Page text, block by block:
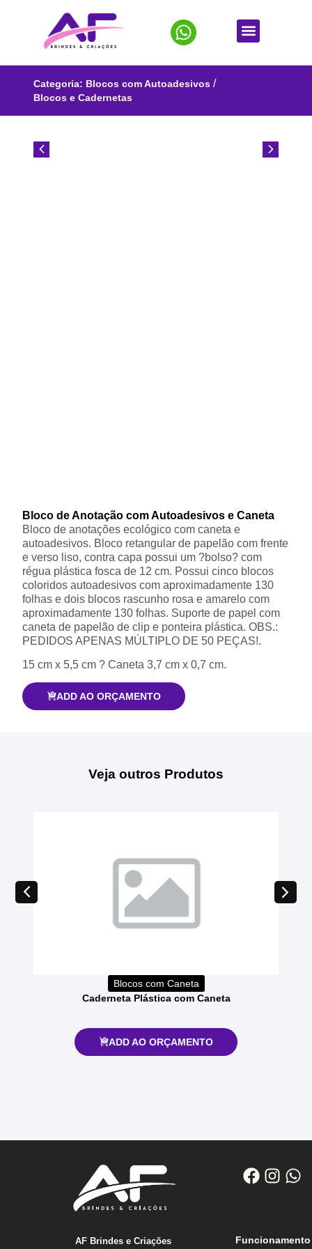
Categoria: Blocos com Autoadesivos /
Blocos e Cadernetas
Bloco de Anotação com Autoadesivos e Caneta
Bloco de anotações ecológico com caneta e
autoadesivos. Bloco retangular de papelão com frente
e verso liso, contra capa possui um ?bolso? com
régua plástica fosca de 12 cm. Possui cinco blocos
coloridos autoadesivos com aproximadamente 130
folhas e dois blocos rascunho rosa e amarelo com
aproximadamente 130 folhas. Suporte de papel com
caneta de papelão de clip e ponteira plástica. OBS.:
PEDIDOS APENAS MÚLTIPLO DE 50 PEÇAS!.
15 cm x 5,5 cm ? Caneta 3,7 cm x 0,7 cm.
ADD AO ORÇAMENTO
Veja outros Produtos
Blocos com Caneta
Caderneta Plástica com Caneta
ADD AO ORÇAMENTO
AF Brindes e Criações Funcionamento